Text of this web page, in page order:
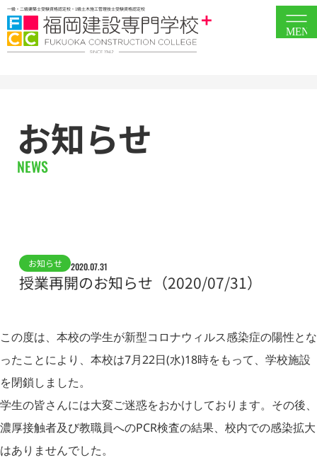
一級・二級建築士受験資格認定校・1級土木施工管理技士受験資格認定校
MENU
お知らせ
NEWS
お知らせ 2020.07.31
授業再開のお知らせ（2020/07/31）
この度は、本校の学生が新型コロナウィルス感染症の陽性とな
ったことにより、本校は7月22日(水)18時をもって、学校施設
を閉鎖しました。
学生の皆さんには大変ご迷惑をおかけしております。その後、
濃厚接触者及び教職員へのPCR検査の結果、校内での感染拡大
はありませんでした。